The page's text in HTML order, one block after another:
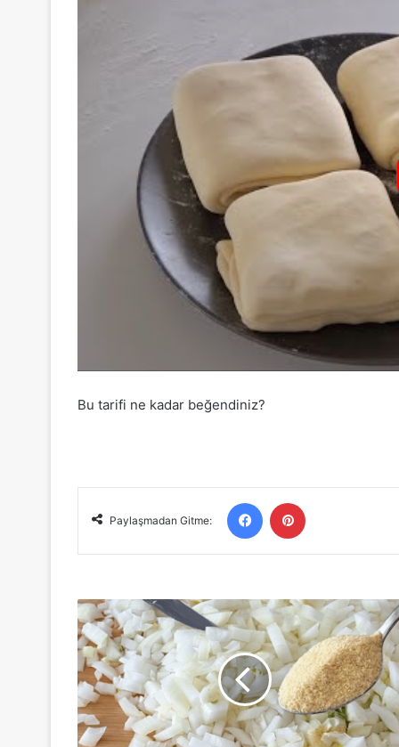
Bu tarifi ne kadar beğendiniz?
Paylaşmadan Gitme:
Facebook
SOĞANA
İRMİK
EKLEYİN
SONUCA
ÇOK
ŞAŞIRACAKSINIZ